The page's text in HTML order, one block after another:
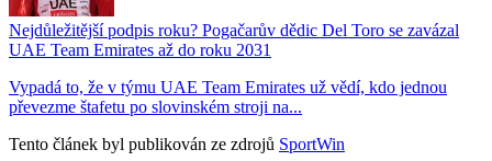
Nejdůležitější podpis roku? Pogačarův dědic Del Toro se zavázal
UAE Team Emirates až do roku 2031
Vypadá to, že v týmu UAE Team Emirates už vědí, kdo jednou
převezme štafetu po slovinském stroji na...
Tento článek byl publikován ze zdrojů SportWin